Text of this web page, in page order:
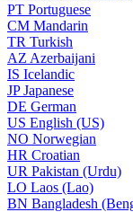
PT Portuguese
CM Mandarin
TR Turkish
AZ Azerbaijani
IS Icelandic
JPJapanese
DE German
US English (US)
NO Norwegian
HR Croatian
UR Pakistan (Urdu)
LO Laos (Lao)
BN Bangladesh